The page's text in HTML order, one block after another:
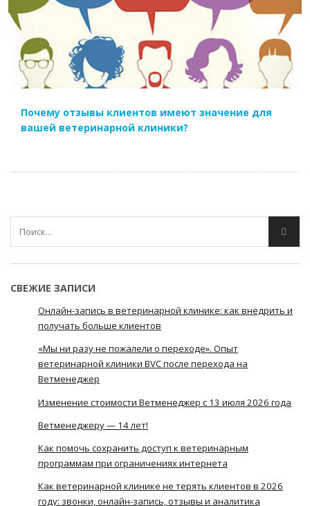
ЧИТАТЬ ДАЛЕЕ
Почему отзывы клиентов имеют значение для
вашей ветеринарной клиники?
СВЕЖИЕ ЗАПИСИ
Онлайн-запись в ветеринарной клинике: как внедрить и
получать больше клиентов
«Мы ни разу не пожалели о переходе». Опыт
ветеринарной клиники BVC после перехода на
Ветменеджер
Изменение стоимости Ветменеджер с 13 июля 2026 года
Ветменеджеру — 14 лет!
Как помочь сохранить доступ к ветеринарным
программам при ограничениях интернета
Как ветеринарной клинике не терять клиентов в 2026
году: звонки, онлайн-запись, отзывы и аналитика